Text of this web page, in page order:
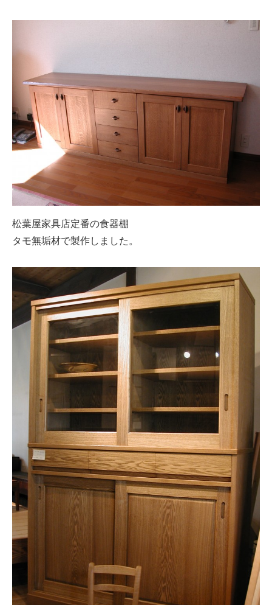
松葉屋家具店定番の食器棚
タモ無垢材で製作しました。